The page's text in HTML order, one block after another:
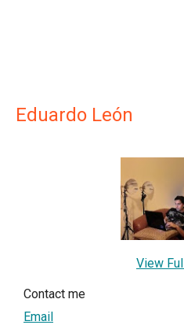
Eduardo León
View
Contact me
Email